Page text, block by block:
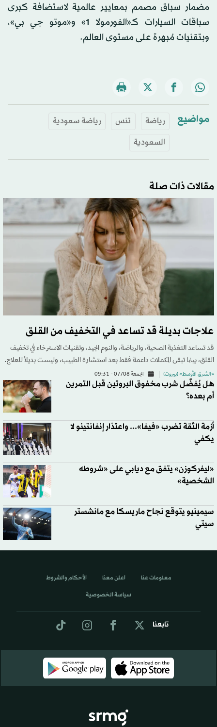
مضمار سباق مصمم بمعايير عالمية لاستضافة كبرى
سباقات السيارات كـ«الفورمولا 1» و«موتو جي بي»،
وبتقنيات مُبهرة على مستوى العالم.
مواضيع رياضة تنس
رياضة سعودية
السعودية
مقالات ذات صلة
علاجات بديلة قد تساعد في التخفيف من القلق
قد تساعد التغذية الصحية، والرياضة، والنوم الجيد، وتقنيات الاسترخاء في تخفيف
القلق، بينما تبقى المكملات داعمة فقط بعد استشارة الطبيب، وليست بديلاً للعلاج.
«الشرق الأوسط» (بيروت) الجمعة 07/08 - 09:31
هل يُفضَّل شرب مخفوق البروتين قبل التمرين
أم بعده؟
أزمة الثقة تضرب «فيفا»... واعتذار إنفانتينو لا
يكفي
«ليفركوزن» يتفق مع ديابي على «شروطه
الشخصية»
سيمينيو يتوقع نجاح ماريسكا مع مانشستر
سيتي
تابعنا
معلومات عنا اعلن معنا الأحكام والشروط
سياسة الخصوصية